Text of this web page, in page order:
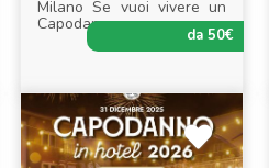
Milano Se vuoi vivere un
Capodanno a.....
da 50€